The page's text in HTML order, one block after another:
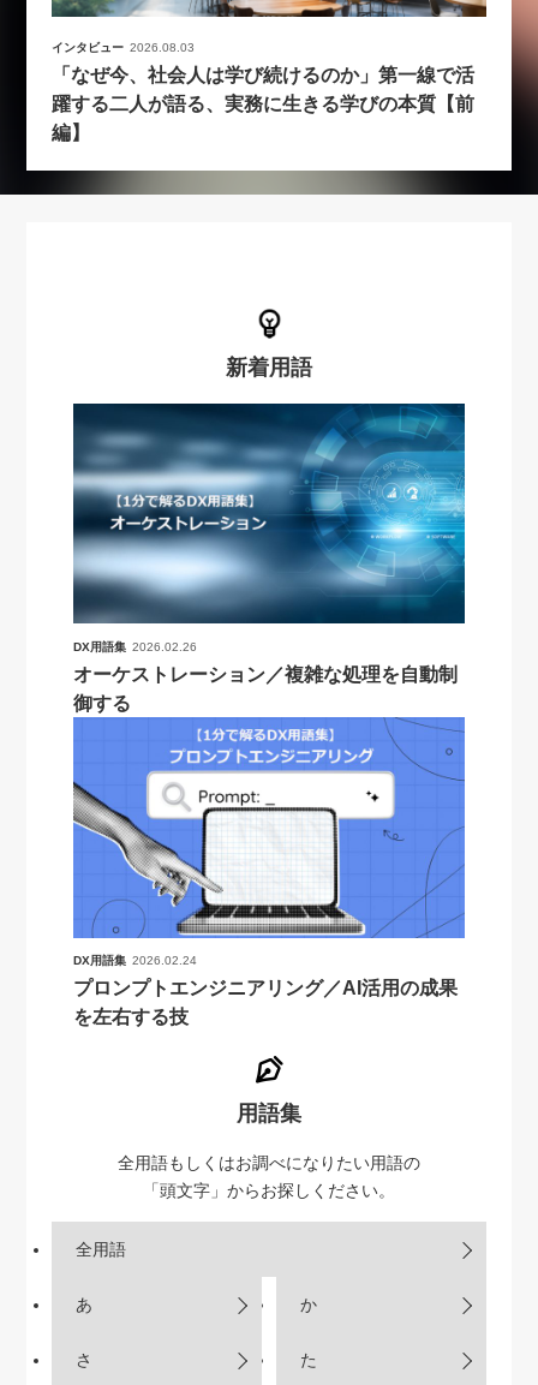
インタビュー 2026.08.03
「なぜ今、社会人は学び続けるのか」第一線で活
躍する二人が語る、実務に生きる学びの本質【前
編】
新着用語
DX用語集 2026.02.26
オーケストレーション／複雑な処理を自動制
御する
DX用語集 2026.02.24
プロンプトエンジニアリング／AI活用の成果
を左右する技
用語集
全用語もしくはお調べになりたい用語の
「頭文字」からお探しください。
全用語
あ か
さ た